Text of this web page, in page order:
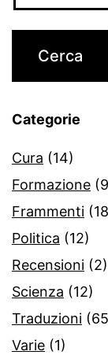
Categorie
Cura (14)
Formazione
Frammenti
Politica (12)
Recensioni (2)
Scienza (12)
Traduzioni
Varie (1)